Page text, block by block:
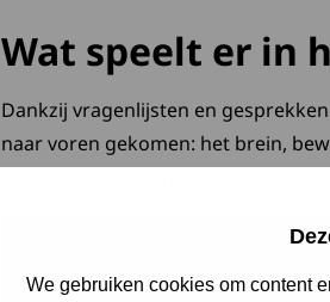
We gebruiken cookies om content
Wat speelt er in
Dankzij vragenlijsten en
naar voren gekomen: het brein,